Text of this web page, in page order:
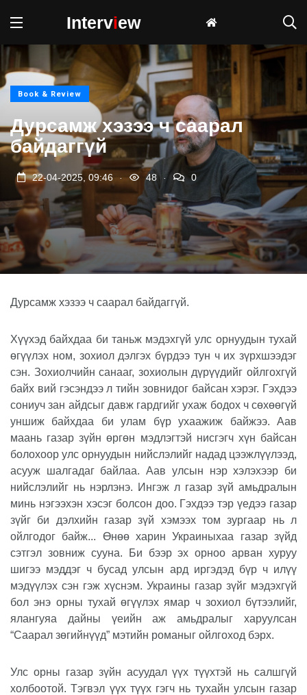
Interview
Book & Review
Дурсамж хэзээ ч саарал
байдаггүй
22-04-2025, 09:46 48 0
Дурсамж хэзээ ч саарал байдаггүй.
Хүүхэд байхдаа би таньж мэдэхгүй улс орнуудын тухай
өгүүлэх ном, зохиол дэлгэх бүрдээ тун ч их зүрхшээдэг
сэн. Зохиолчийн санааг, зохиолын дүрүүдийг ойлгохгүй
байх вий гэсэндээ л тийн зовнидог байсан хэрэг. Гэхдээ
сониуч зан айдсыг давж гардгийг ухаж бодох ч сөхөөгүй
уншиж байхдаа би улам бүр ухаажиж байжээ. Аав
маань газар зүйн өргөн мэдлэгтэй нисгэгч хүн байсан
болохоор улс орнуудын нийслэлийг надад цээжлүүлээд,
асууж шалгадаг байлаа. Аав улсын нэр хэлэхээр би
нийслэлийг нь нэрлэнэ. Ингэж л газар зүй амьдралын
минь нэгээхэн хэсэг болсон доо. Гэхдээ тэр үедээ газар
зүйг би дэлхийн газар зүй хэмээх том зургаар нь л
ойлгодог байж... Өнөө харин Украиныхаа газар зүйд
сэтгэл зовниж сууна. Би бээр эх орноо арван хуруу
шигээ мэддэг ч бусад улсын ард иргэдэд бүр ч илүү
мэдүүлэх сэн гэж хүснэм. Украины газар зүйг мэдэхгүй
бол энэ орны тухай өгүүлэх ямар ч зохиол бүтээлийг,
ялангуяа дайны үеийн аж амьдралыг харуулсан
“Саарал зөгийнүүд” мэтийн романыг ойлгоход бэрх.
Улс орны газар зүйн асуудал үүх түүхтэй нь салшгүй
холбоотой. Тэгвэл үүх түүх гэгч нь тухайн улсын газар